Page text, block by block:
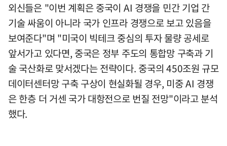
외신들은 "이번 계획은 중국이 AI 경쟁을 민간 기업 간
기술 싸움이 아니라 국가 인프라 경쟁으로 보고 있음을
보여준다"며 "미국이 빅테크 중심의 투자 물량 공세로
앞서가고 있다면, 중국은 정부 주도의 통합망 구축과 기
술 국산화로 맞서겠다는 전략이다. 중국의 450조원 규모
데이터센터망 구축 구상이 현실화될 경우, 미중 AI 경쟁
은 한층 더 거센 국가 대항전으로 번질 전망"이라고 분석
했다.